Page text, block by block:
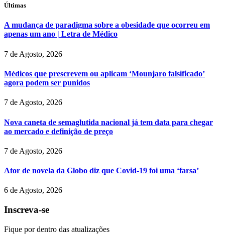
Últimas
A mudança de paradigma sobre a obesidade que ocorreu em
apenas um ano | Letra de Médico
7 de Agosto, 2026
Médicos que prescrevem ou aplicam ‘Mounjaro falsificado’
agora podem ser punidos
7 de Agosto, 2026
Nova caneta de semaglutida nacional já tem data para chegar
ao mercado e definição de preço
7 de Agosto, 2026
Ator de novela da Globo diz que Covid-19 foi uma ‘farsa’
6 de Agosto, 2026
Inscreva-se
Fique por dentro das atualizações